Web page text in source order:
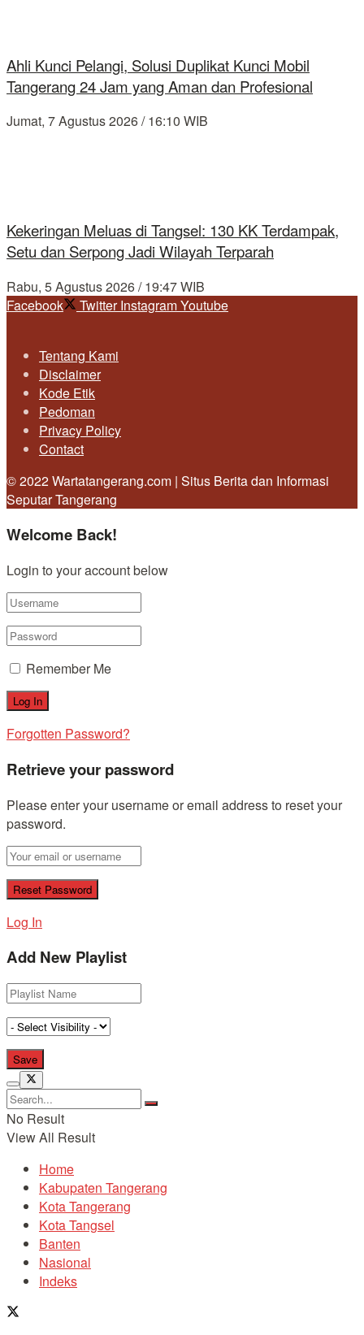
Ahli Kunci Pelangi, Solusi Duplikat Kunci Mobil
Tangerang 24 Jam yang Aman dan Profesional
Jumat, 7 Agustus 2026 / 16:10 WIB
Kekeringan Meluas di Tangsel: 130 KK Terdampak,
Setu dan Serpong Jadi Wilayah Terparah
Rabu, 5 Agustus 2026 / 19:47 WIB
Facebook
Twitter InstagramYoutube
Tentang Kami
Disclaimer
Kode Etik
Pedoman
Privacy Policy
Contact
© 2022 Wartatangerang.com | Situs Berita dan Informasi
Seputar Tangerang
Welcome Back!
Login to your account below
Remember Me
Forgotten Password?
Retrieve your password
Please enter your username or email address to reset your
password.
Log In
Add New Playlist
No Result
View All Result
Home
Kabupaten Tangerang
Kota Tangerang
Kota Tangsel
Banten
Nasional
Indeks